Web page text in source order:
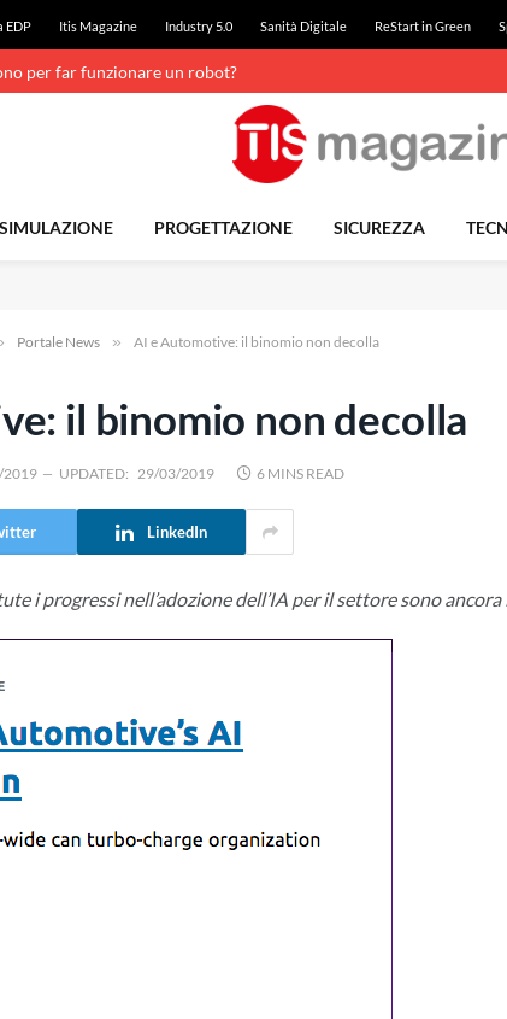
EDP Itis Magazine Industry 5.0 Sanità Digitale ReStart in Green
per far funzionare un robot?
SIMULAZIONE PROGETTAZIONE SICUREZZA
Portale News » AI e Automotive: il binomio non decolla
il binomio non decolla
UPDATED: 29/03/2019 6 MINS READ
LinkedIn
i progressi nell’adozione dell’IA per il settore sono